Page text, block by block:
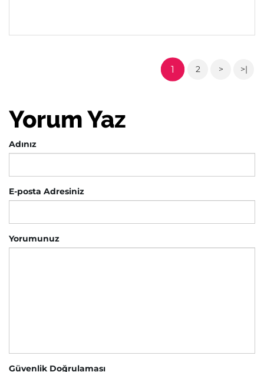
1 2 > >|
Yorum Yaz
Adınız
E-posta Adresiniz
Yorumunuz
Güvenlik Doğrulaması